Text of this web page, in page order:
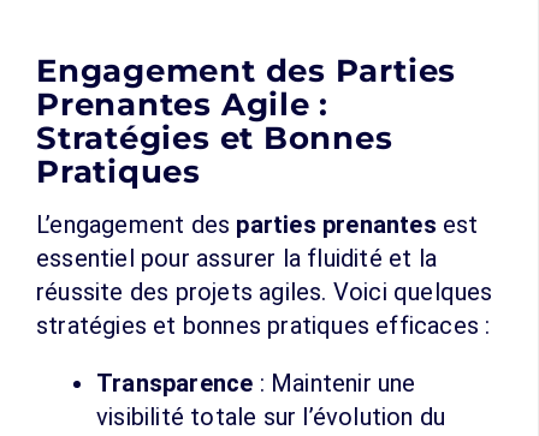
Engagement des Parties
Prenantes Agile :
Stratégies et Bonnes
Pratiques
L’engagement des parties prenantes est
essentiel pour assurer la fluidité et la
réussite des projets agiles. Voici quelques
stratégies et bonnes pratiques efficaces :
Transparence : Maintenir une
visibilité totale sur l’évolution du